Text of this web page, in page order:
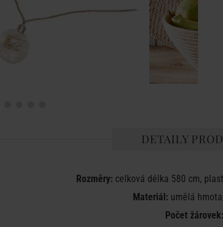
DETAILY
Rozměry: celková délka 580 cm,
Materiál: umělá
Počet žárovek: